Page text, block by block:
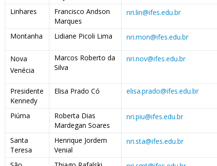
Linhares
Francisco Andson
Marques
nri.lin@ifes.edu.br
Montanha Lidiane Picoli Lima nri.mon@ifes.edu.br
Nova
Venécia
Marcos Roberto da
Silva
nri.nov@ifes.edu.br
Presidente
Kennedy
Elisa Prado Có elisa.prado@ifes.edu.br
Piúma
Roberta Dias
Mardegan Soares
nri.piu@ifes.edu.br
Santa
Teresa
Henrique Jordem
Venial
nri.sta@ifes.edu.br